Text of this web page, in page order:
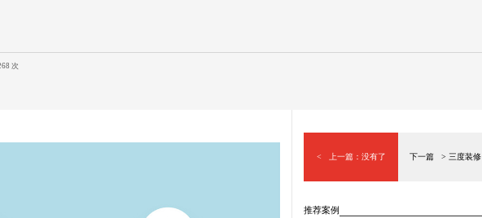
次
< 上一篇： 没有了 下一篇 > 三度装修
推荐案例